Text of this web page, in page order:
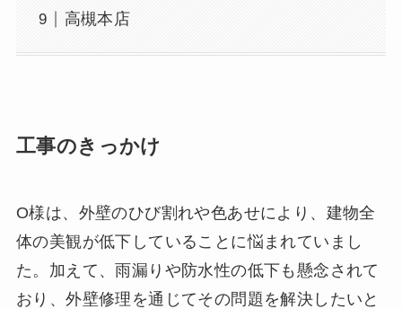
高槻本店
工事のきっかけ
O様は、外壁のひび割れや色あせにより、建物全
体の美観が低下していることに悩まれていまし
た。加えて、雨漏りや防水性の低下も懸念されて
おり、外壁修理を通じてその問題を解決したいと